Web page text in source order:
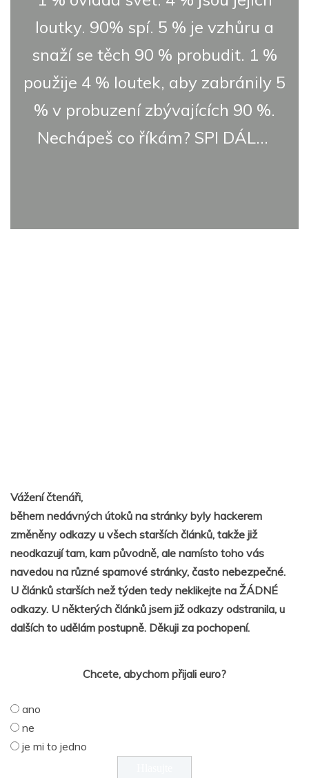
loutky. 90% spí. 5 % je vzhůru a
snaží se těch 90 % probudit. 1 %
použije 4 % loutek, aby zabránily 5
% v probuzení zbývajících 90 %.
Nechápeš co říkám? SPI DÁL...
Vážení čtenáři,
během nedávných útoků na stránky byly hackerem
změněny odkazy u všech starších článků, takže již
neodkazují tam, kam původně, ale namísto toho vás
navedou na různé spamové stránky, často nebezpečné.
U článků starších než týden tedy neklikejte na ŽÁDNÉ
odkazy. U některých článků jsem již odkazy odstranila, u
dalších to udělám postupně. Děkuji za pochopení.
Chcete, abychom přijali euro?
ano
ne
je mi to jedno